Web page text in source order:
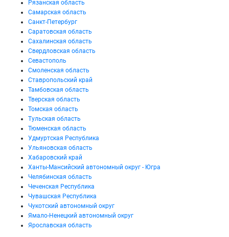
Рязанская область
Самарская область
Санкт-Петербург
Саратовская область
Сахалинская область
Свердловская область
Севастополь
Смоленская область
Ставропольский край
Тамбовская область
Тверская область
Томская область
Тульская область
Тюменская область
Удмуртская Республика
Ульяновская область
Хабаровский край
Ханты-Мансийский автономный округ - Югра
Челябинская область
Чеченская Республика
Чувашская Республика
Чукотский автономный округ
Ямало-Ненецкий автономный округ
Ярославская область